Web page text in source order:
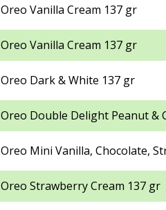
Oreo Vanilla Cream 137 gr
Oreo Vanilla Cream 137 gr
Oreo Dark & White 137 gr
Oreo Double Delight Peanut &
Oreo Mini Vanilla, Chocolate,
Oreo Strawberry Cream 137 gr